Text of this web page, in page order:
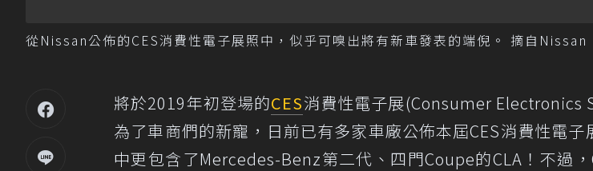
從Nissan公佈的CES消費性電子展照中，似乎可嗅出將有新車發表的端倪。 摘自Nissan
將於2019年初登場的CES消費性電子展(Consumer Electronics
為了車商們的新寵，日前已有多家車廠公佈本屆CES消費性電
中更包含了Mercedes-Benz第二代、四門Coupe的CLA！不過